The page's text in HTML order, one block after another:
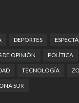
DEPORTES
DE OPINIÓN POLÍTICA
TECNOLOGÍA
SUR